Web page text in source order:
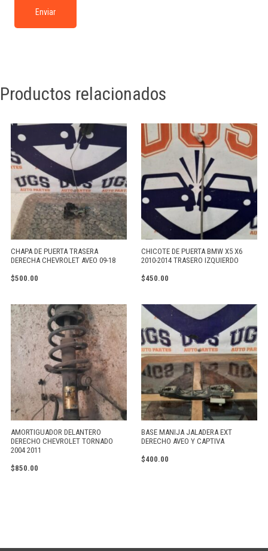
Productos relacionados
CHAPA DE PUERTA TRASERA
DERECHA CHEVROLET AVEO 09-18
$500.00
CHICOTE DE PUERTA BMW X5 X6
2010-2014 TRASERO IZQUIERDO
$450.00
AMORTIGUADOR DELANTERO
DERECHO CHEVROLET TORNADO
2004 2011
$850.00
BASE MANIJA JALADERA EXT
DERECHO AVEO Y CAPTIVA
$400.00